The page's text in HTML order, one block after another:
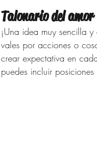
Talonario del amor
¡Una idea muy sencilla
vales por acciones o
crear expectativa en
puedes incluir